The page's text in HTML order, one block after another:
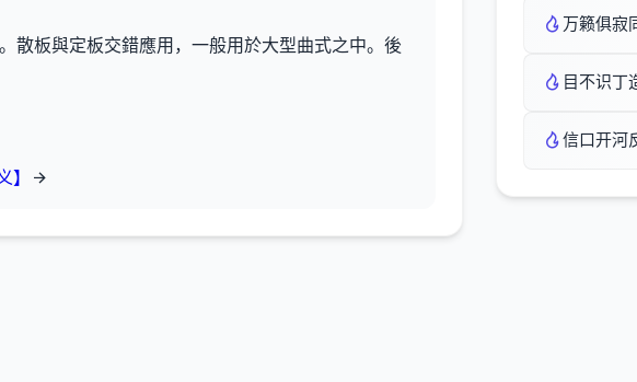
散板與定板交錯應用，一般用於大型曲式之中。後
】
万籁俱寂
目不识丁
信口开河